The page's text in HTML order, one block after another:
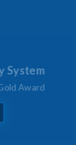
Test
PIC